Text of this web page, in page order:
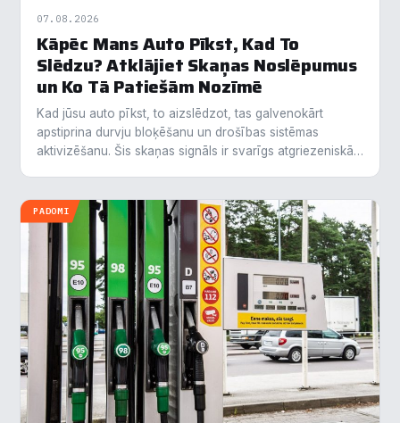
07.08.2026
Kāpēc Mans Auto Pīkst, Kad To
Slēdzu? Atklājiet Skaņas Noslēpumus
un Ko Tā Patiešām Nozīmē
Kad jūsu auto pīkst, to aizslēdzot, tas galvenokārt
apstiprina durvju bloķēšanu un drošības sistēmas
aktivizēšanu. Šis skaņas signāls ir svarīgs atgriezeniskās
PADOMI